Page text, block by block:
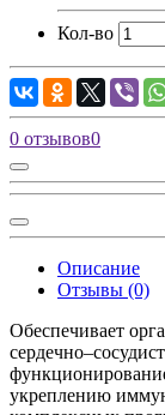
Кол-во
0 отзывов0
Описание
Отзывы (0)
Обеспечивает
укреплению